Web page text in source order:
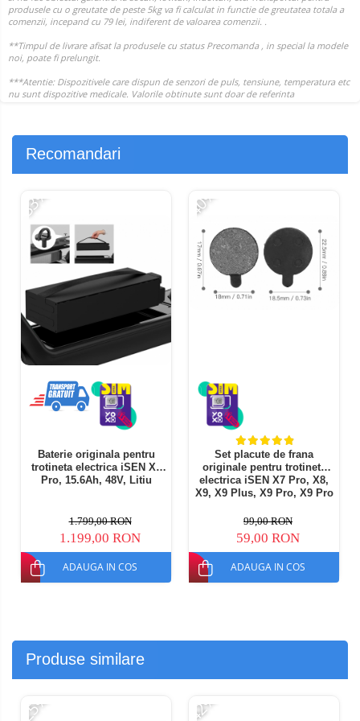
Recomandari
-33%
Baterie originala pentru
trotineta electrica iSEN X9
Pro, 15.6Ah, 48V, Litiu
1.799,00 RON
1.199,00 RON
ADAUGA IN COS
-40%
Set placute de frana
originale pentru trotineta
electrica iSEN X7 Pro, X8,
X9, X9 Plus, X9 Pro, X9 Pro
99,00 RON
59,00 RON
ADAUGA IN COS
Produse similare
-25% -42%